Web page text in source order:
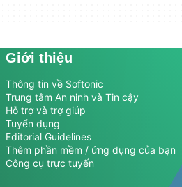
Giới thiệu
Thông tin về Softonic
Trung tâm An ninh và Tin cậy
Hỗ trợ và trợ giúp
Tuyển dụng
Editorial Guidelines
Thêm phần mềm / ứng dụng của bạn
Công cụ trực tuyến